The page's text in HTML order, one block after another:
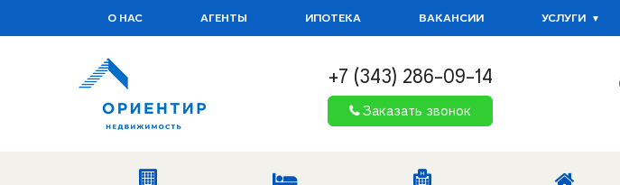
О НАС АГЕНТЫ ИПОТЕКА ВАКАНСИИ УСЛУГИ
+7 (343) 286-09-14
Заказать звонок